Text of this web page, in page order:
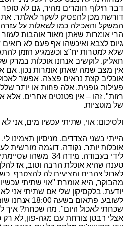
דבר חילוף חומרים מהיר, גם לא סופר
דורשת מכן להפסיק לשקר לאלתר.
המשקל והאכילה כמו לשאלות על עזרה
הרי אומרות שאתן מאוד אוהבות
גיוס לצבא ואיכשהו אף פעם לא
שלא למטרות יח"צ וכשמגיע הזמן
חאליק. לוקשים אנחנו אוכלות במרק
אין מצב שמה שאתן אומרות נכון. אם
אוכלים קצת נראים פצצה, אפשר
פעילות גופנית. אלה פחות או יותר
רזות". זהו – אין פטנטים אחרים, אלא
של מוטציות.
ולסיכום: אוי, שתיתי עכשיו מים, אני
הייתי בשני הצדדים, מניסיון תאמינו
אוכלות יותר. נקודה. דוגמה מוחשית
טענה שהיא אוכלת הרבה וטוב, אז
לאכול צהרים ומציעים לה להצטרף,
מהבוקר, היא אומרת "אוי שתיתי
יודעת, בלקסיקון שלי אם שתיתי אני
לשובע. פתאום
שכחתי לאכול היום". מה שכחת? איך
אצלי הבטן צורחת עם מגה-פון, לא רק